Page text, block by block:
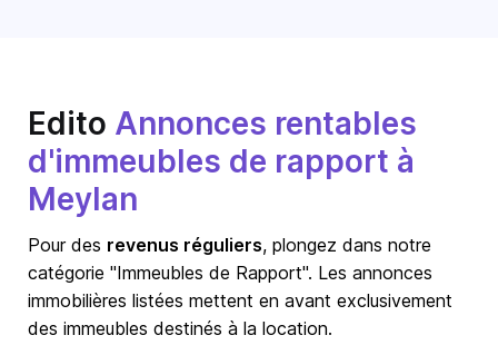
Edito Annonces rentables
d'immeubles de rapport à
Meylan
Pour des revenus réguliers, plongez dans notre
catégorie "Immeubles de Rapport". Les annonces
immobilières listées mettent en avant exclusivement
des immeubles destinés à la location.